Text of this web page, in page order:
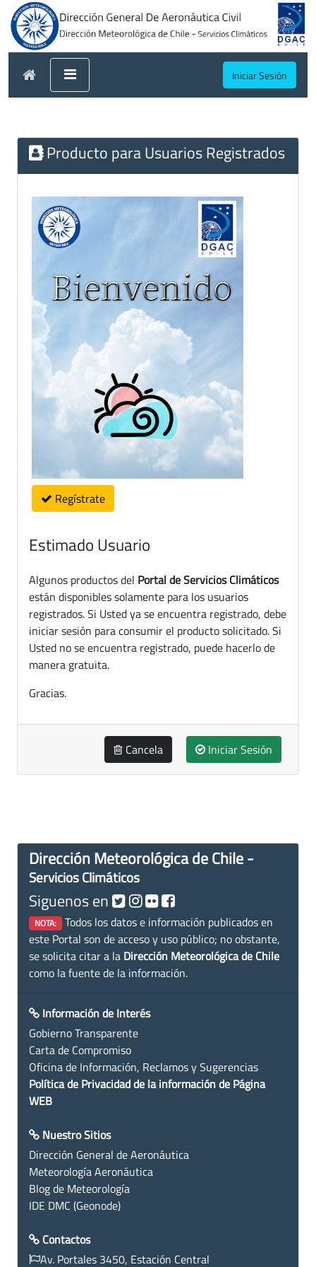
Iniciar Sesión
Producto para Usuarios Registrados
Regístrate
Estimado Usuario
Algunos productos del Portal de Servicios Climáticos
están disponibles solamente para los usuarios
registrados. Si Usted ya se encuentra registrado, debe
iniciar sesión para consumir el producto solicitado. Si
Usted no se encuentra registrado, puede hacerlo de
manera gratuita.
Gracias.
Cancela Iniciar Sesión
Dirección Meteorológica de Chile -
Servicios Climáticos
Siguenos en
NOTA: Todos los datos e información publicados en
este Portal son de acceso y uso público; no obstante,
se solicita citar a la Dirección Meteorológica de Chile
como la fuente de la información.
Información de Interés
Gobierno Transparente
Carta de Compromiso
Oficina de Información, Reclamos y Sugerencias
Política de Privacidad de la información de Página
WEB
Nuestro Sitios
Dirección General de Aeronáutica
Meteorología Aeronáutica
Blog de Meteorología
IDE DMC (Geonode)
Contactos
Av. Portales 3450, Estación Central